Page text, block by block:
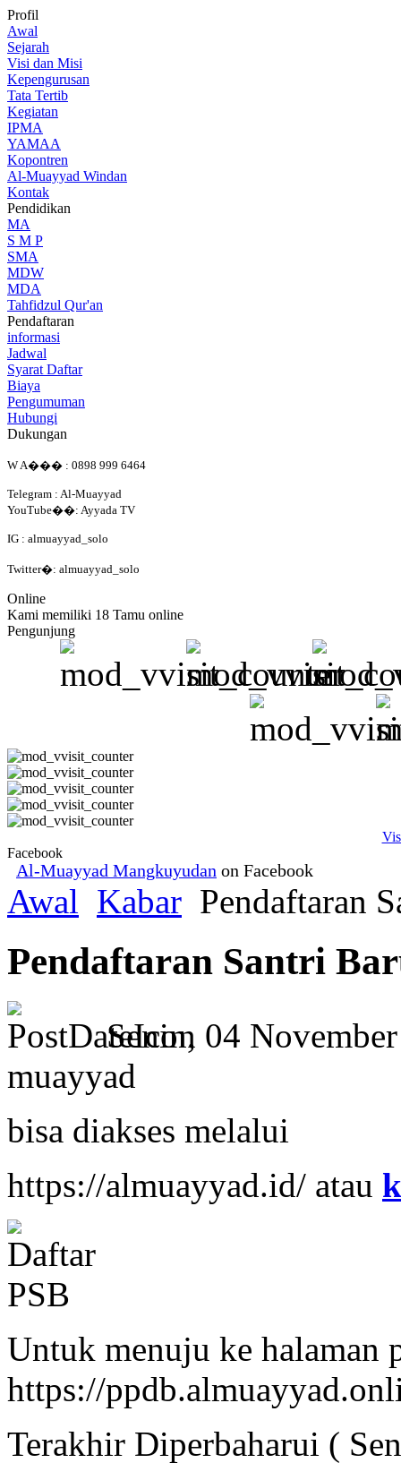
Profil
Awal
Sejarah
Visi dan Misi
Kepengurusan
Tata Tertib
Kegiatan
IPMA
YAMAA
Kopontren
Al-Muayyad Windan
Kontak
Pendidikan
MA
S M P
SMA
MDW
MDA
Tahfidzul Qur'an
Pendaftaran
informasi
Jadwal
Syarat Daftar
Biaya
Pengumuman
Hubungi
Dukungan
W A��� : 0898 999 6464
Telegram : Al-Muayyad
YouTube��: Ayyada TV
IG : almuayyad_solo
Twitter�: almuayyad_solo
Online
Kami memiliki 18 Tamu online
Pengunjung
Facebook
Al-Muayyad Mangkuyudan on Facebook
Awal Kabar Pendaftaran
Pendaftaran Santri
Senin, 04
muayyad
bisa diakses melalui
https://almuayyad.id/ atau
Untuk menuju ke halaman
https://
Terakhir Diperbaharui (